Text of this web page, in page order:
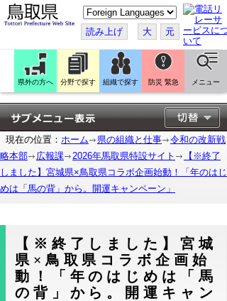
こ
の
ペ
ー
ジ
翻
訳
す
る
読み上げ 大 元
県外の方へ 分野で探す 組織で探す 防災 緊急 メニュー
現在の位置： ホーム 県の組織と仕事
令和の改新戦
略本部
広報課 2026年馬取県特設サイト
【※終了
しました】宮城県×鳥取県コラボ企画始動！「年のはじ
めは「馬の背」から。開運キャンペーン」
【※終了しました】宮城
県×鳥取県コラボ企画始
動！「年のはじめは「馬
の背」から。開運キャン